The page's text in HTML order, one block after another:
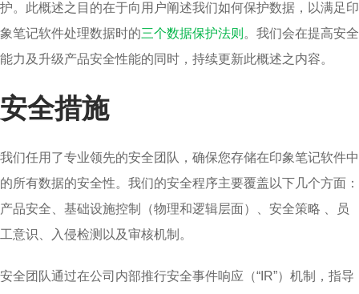
护。此概述之目的在于向用户阐述我们如何保护数据，以满足印
象笔记软件处理数据时的三个数据保护法则 。我们会在提高安全
能力及升级产品安全性能的同时，持续更新此概述之内容。
安全措施
我们任用了专业领先的安全团队，确保您存储在印象笔记软件中
的所有数据的安全性。我们的安全程序主要覆盖以下几个方面：
产品安全、基础设施控制（物理和逻辑层面）、安全策略 、员
工意识、入侵检测以及审核机制。
安全团队通过在公司内部推行安全事件响应（“IR”）机制，指导